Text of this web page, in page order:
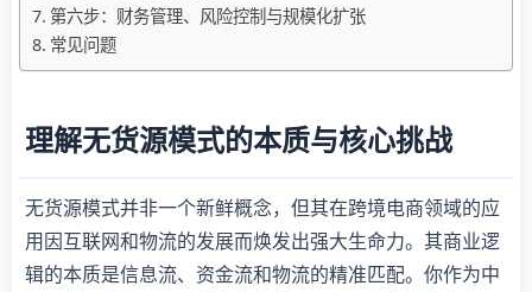
第六步：财务管理、风险控制与规模化扩张
常见问题
理解无货源模式的本质与核心挑战
无货源模式并非一个新鲜概念，但其在跨境电商领域的应
用因互联网和物流的发展而焕发出强大生命力。其商业逻
辑的本质是信息流、资金流和物流的精准匹配。你作为中